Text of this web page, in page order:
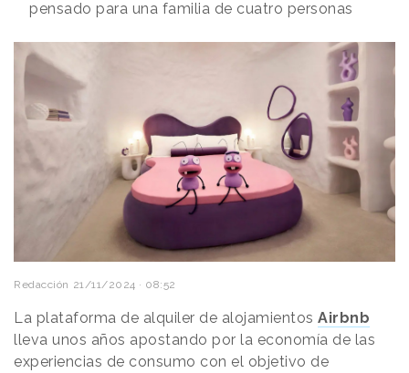
pensado para una familia de cuatro personas
Redacción 21/11/2024 · 08:52
La plataforma de alquiler de alojamientos Airbnb
lleva unos años apostando por la economía de las
experiencias de consumo con el objetivo de